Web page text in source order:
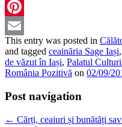
LinkedIn
Pinterest
Email
This entry was posted in
and tagged ceainăria Sage Iași,
de văzut în Iași, Palatul
România Pozitivă on 02/09/
Post navigation
← Cărți, ceaiuri și bunătăți